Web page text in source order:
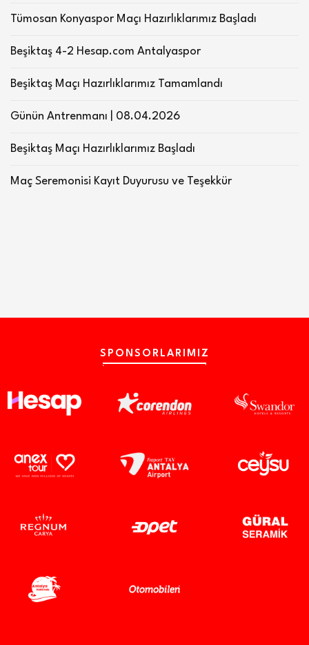
Tümosan Konyaspor Maçı Hazırlıklarımız Başladı
Beşiktaş 4-2 Hesap.com Antalyaspor
Beşiktaş Maçı Hazırlıklarımız Tamamlandı
Günün Antrenmanı | 08.04.2026
Beşiktaş Maçı Hazırlıklarımız Başladı
Maç Seremonisi Kayıt Duyurusu ve Teşekkür
SPONSORLARIMIZ